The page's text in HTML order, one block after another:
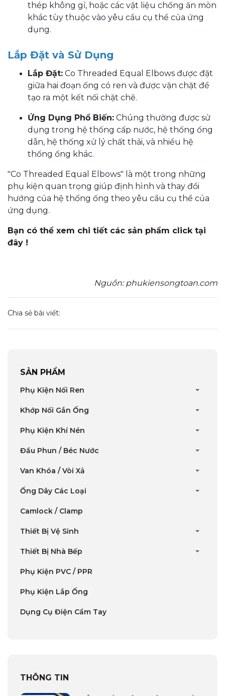
thép không gỉ, hoặc các vật liệu chống ăn mòn
khác tùy thuộc vào yêu cầu cụ thể của ứng
dụng.
Lắp Đặt và Sử Dụng
Lắp Đặt: Co Threaded Equal Elbows được đặt
giữa hai đoạn ống có ren và được vặn chặt để
tạo ra một kết nối chặt chẽ.
Ứng Dụng Phổ Biến: Chúng thường được sử
dụng trong hệ thống cấp nước, hệ thống ống
dẫn, hệ thống xử lý chất thải, và nhiều hệ
thống ống khác.
"Co Threaded Equal Elbows" là một trong những
phụ kiện quan trọng giúp định hình và thay đổi
hướng của hệ thống ống theo yêu cầu cụ thể của
ứng dụng.
Bạn có thể xem chi tiết các sản phẩm click tại
đây !
Nguồn: phukiensongtoan.com
Chia sẻ bài viết:
SẢN PHẨM
Phụ Kiện Nối Ren
Khớp Nối Gắn Ống
Phụ Kiện Khí Nén
Đầu Phun / Béc Nước
Van Khóa / Vòi Xả
Ống Dây Các Loại
Camlock / Clamp
Thiết Bị Vệ Sinh
Thiết Bị Nhà Bếp
Phụ Kiện PVC / PPR
Phụ Kiện Lắp Ống
Dụng Cụ Điện Cầm Tay
THÔNG TIN